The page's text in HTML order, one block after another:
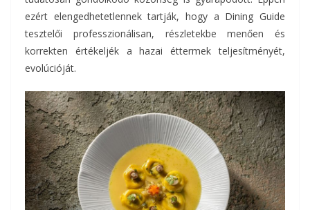
ezért elengedhetetlennek tartják, hogy a Dining Guide
tesztelői professzionálisan, részletekbe menően és
korrekten értékeljék a hazai éttermek teljesítményét,
evolúcióját.